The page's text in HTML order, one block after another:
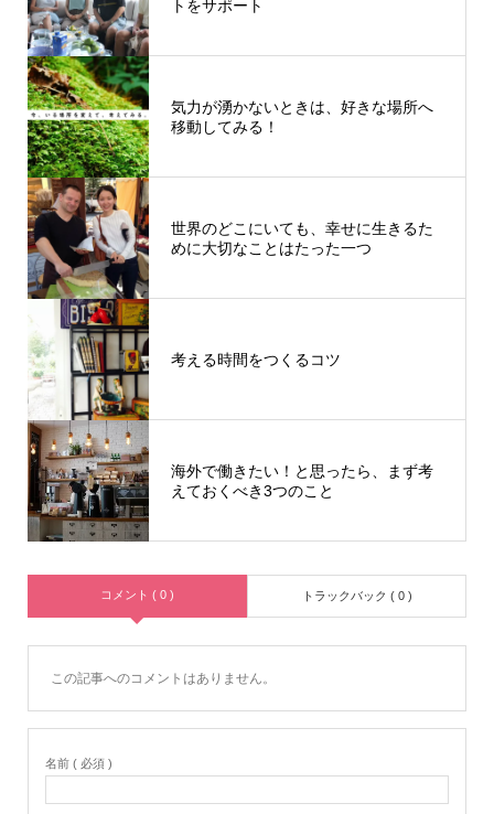
トをサポート
気力が湧かないときは、好きな場所へ
移動してみる！
世界のどこにいても、幸せに生きるた
めに大切なことはたった一つ
考える時間をつくるコツ
海外で働きたい！と思ったら、まず考
えておくべき3つのこと
コメント ( 0 ) トラックバック ( 0 )
この記事へのコメントはありません。
名前 ( 必須 )